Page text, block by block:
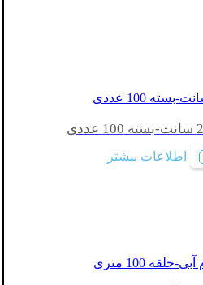
اطلاعات بیشتر